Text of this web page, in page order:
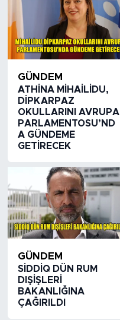
GÜNDEM
ATHİNA MİHAİLİDU,
DİPKARPAZ
OKULLARINI AVRUPA
PARLAMENTOSU’ND
A GÜNDEME
GETİRECEK
GÜNDEM
SİDDİQ DÜN RUM
DIŞİŞLERİ
BAKANLIĞINA
ÇAĞIRILDI